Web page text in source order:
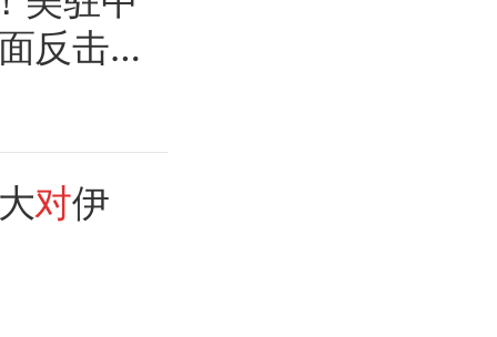
反击
对伊